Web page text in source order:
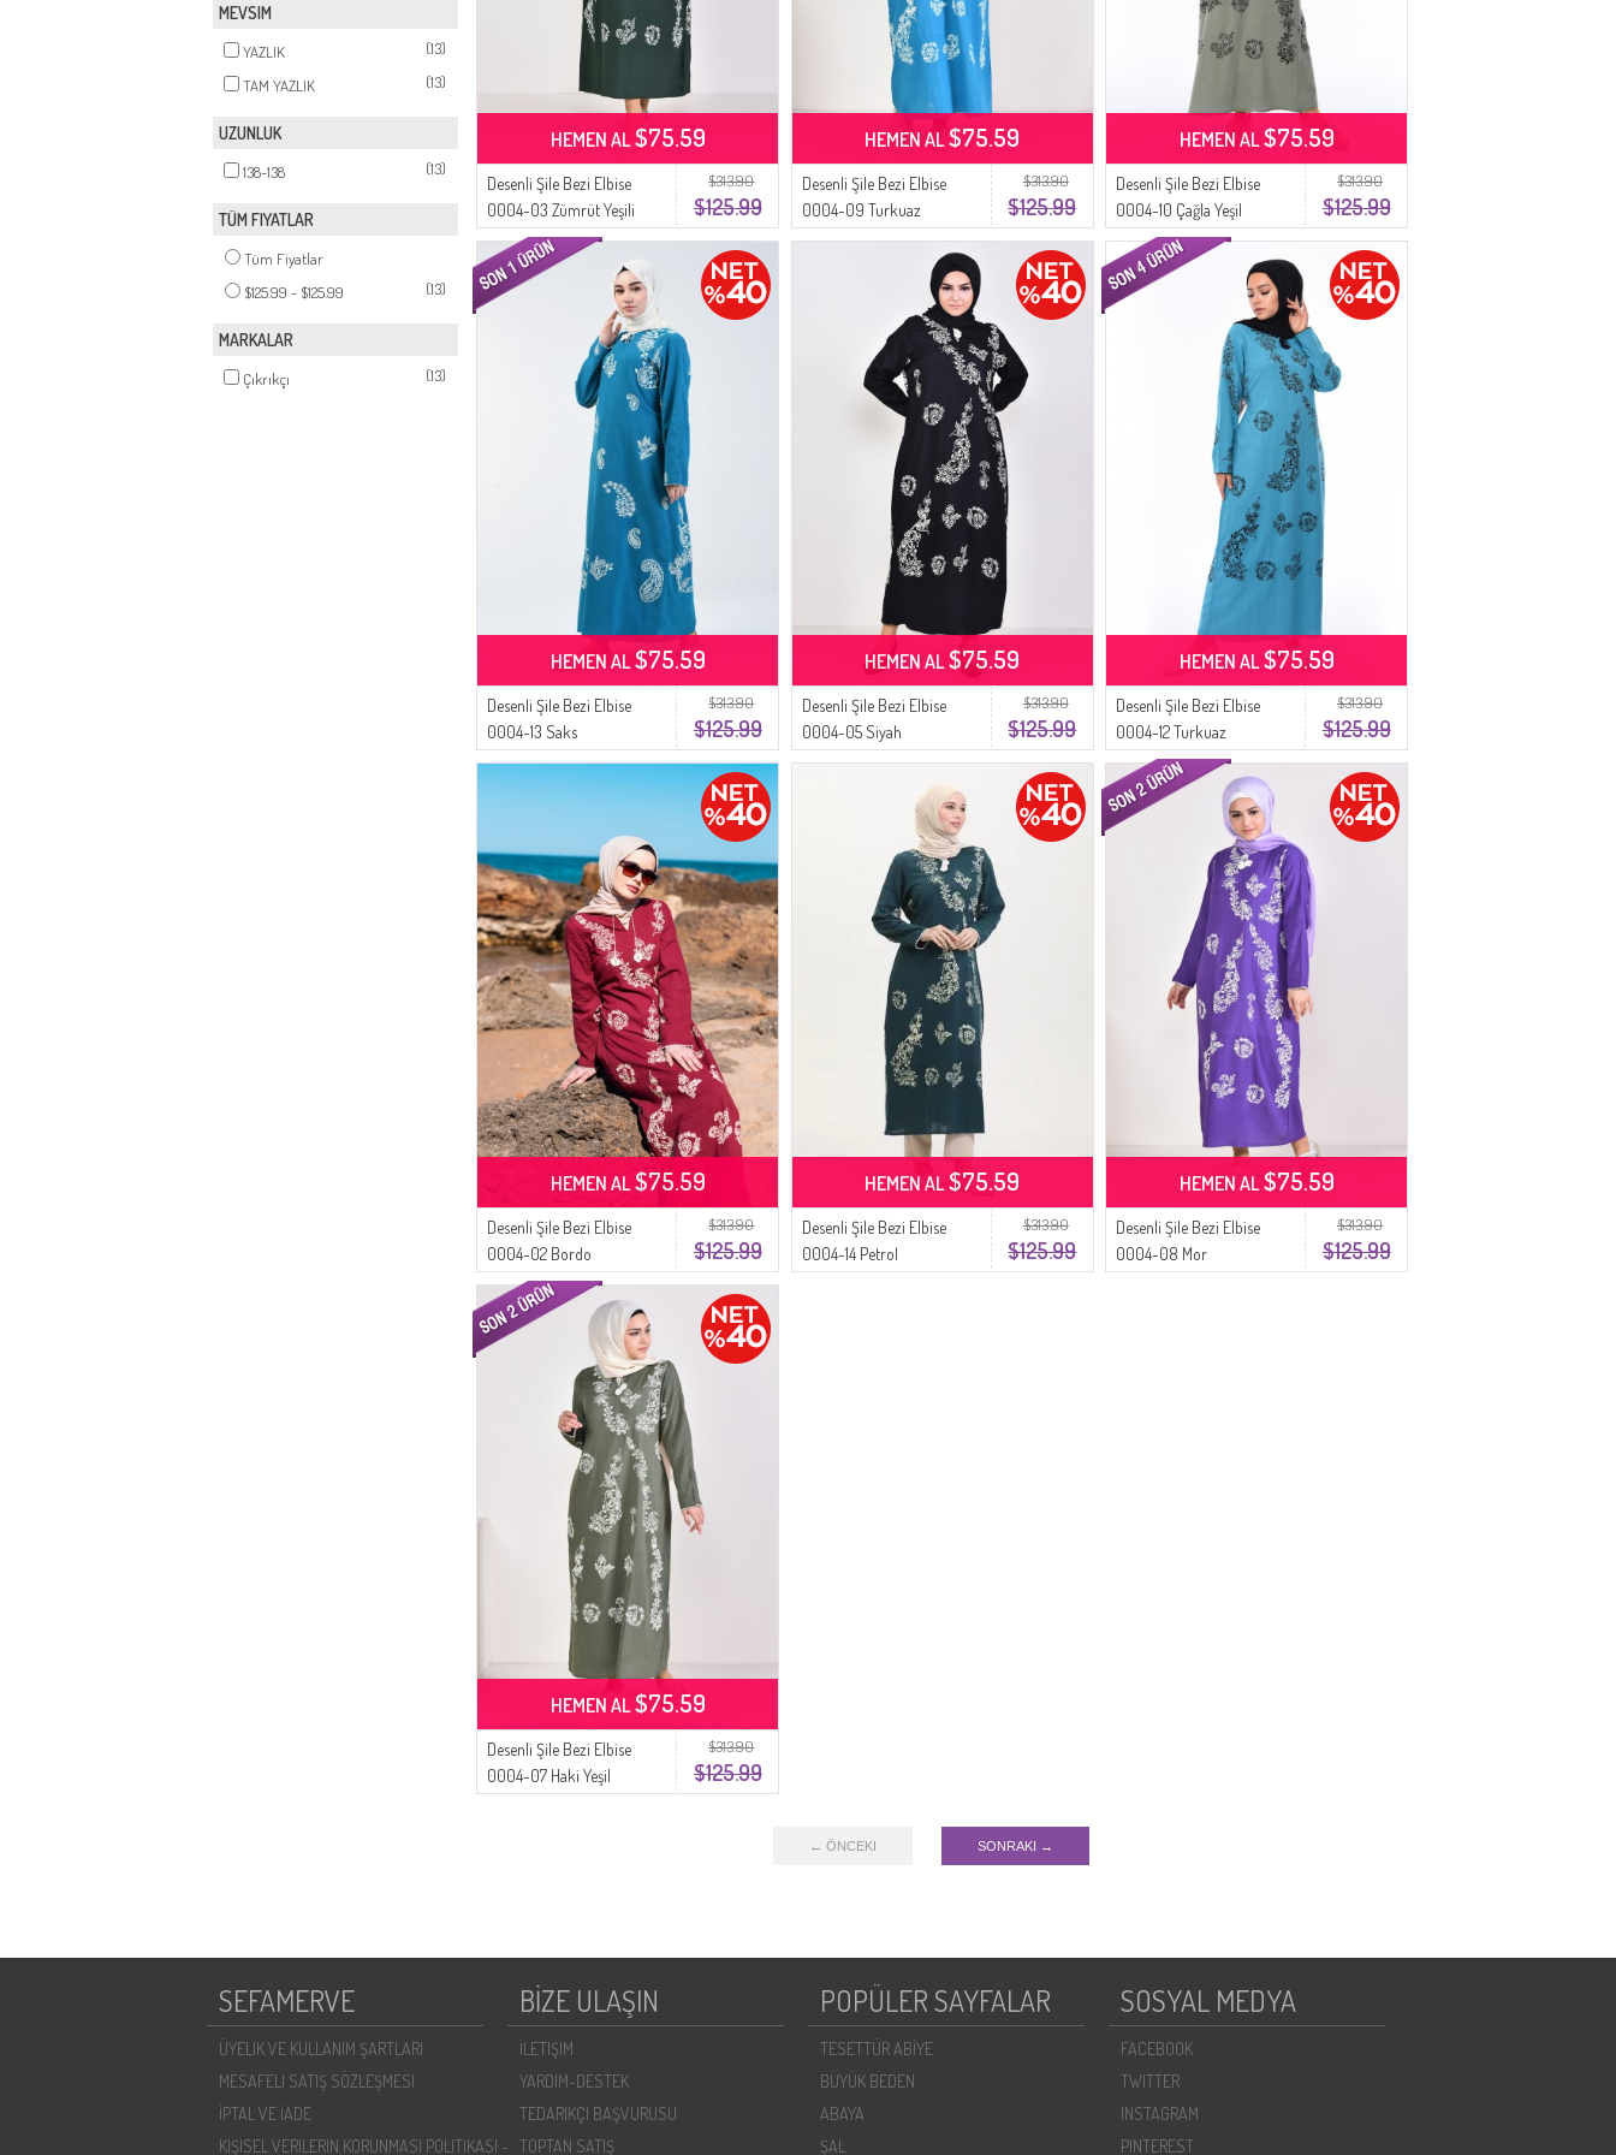
MEVSIM
YAZLIK
(13)
TAM YAZLIK
(13)
UZUNLUK
138-138 (13)
TÜM FIYATLAR
Tüm Fiyatlar
$125.99 - $125.99
(13)
MARKALAR
Çıkrıkçı (13)
$313.90
$125.99
Desenli Şile Bezi Elbise
0004-03 Zümrüt Yeşili
HEMEN AL$75.59
$313.90
$125.99
Desenli Şile Bezi Elbise
0004-09 Turkuaz
HEMEN AL$75.59
$313.90
$125.99
Desenli Şile Bezi Elbise
0004-10 Çağla Yeşil
HEMEN AL$75.59
$313.90
$125.99
Desenli Şile Bezi Elbise
0004-13 Saks
HEMEN AL$75.59
$313.90
$125.99
Desenli Şile Bezi Elbise
0004-05 Siyah
HEMEN AL$75.59
$313.90
$125.99
Desenli Şile Bezi Elbise
0004-12 Turkuaz
HEMEN AL$75.59
$313.90
$125.99
Desenli Şile Bezi Elbise
0004-02 Bordo
HEMEN AL$75.59
$313.90
$125.99
Desenli Şile Bezi Elbise
0004-14 Petrol
HEMEN AL$75.59
$313.90
$125.99
Desenli Şile Bezi Elbise
0004-08 Mor
HEMEN AL$75.59
$313.90
$125.99
Desenli Şile Bezi Elbise
0004-07 Haki Yeşil
HEMEN AL$75.59
← ÖNCEKI SONRAKI →
SEFAMERVE
ÜYELIK VE KULLANIM ŞARTLARI
MESAFELI SATIŞ SÖZLEŞMESI
İPTAL VE İADE
KIŞISEL VERILERIN KORUNMASI POLITIKASI -
BİZE ULAŞIN
İLETIŞIM
YARDIM-DESTEK
TEDARIKÇI BAŞVURUSU
TOPTAN SATIŞ
POPÜLER SAYFALAR
TESETTÜR ABİYE
BÜYÜK BEDEN
ABAYA
ŞAL
SOSYAL MEDYA
FACEBOOK
TWITTER
INSTAGRAM
PINTEREST